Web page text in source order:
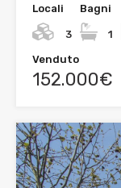
Locali
3
Bagni
1
Venduto
152.000€